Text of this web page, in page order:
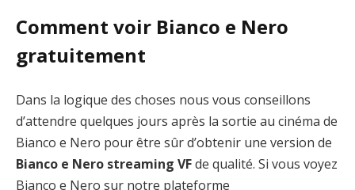
Comment voir Bianco e Nero
gratuitement
Dans la logique des choses nous vous conseillons
d’attendre quelques jours après la sortie au cinéma de
Bianco e Nero pour être sûr d’obtenir une version de
Bianco e Nero streaming VFde qualité. Si vous voyez
Bianco e Nero sur notre plateforme